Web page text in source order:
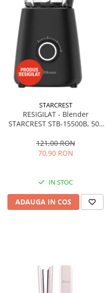
STARCREST
RESIGILAT - Blender
STARCREST STB-15500B, 500
Pulse, Negru
121,00 RON
70,90 RON
IN STOC
ADAUGA IN COS